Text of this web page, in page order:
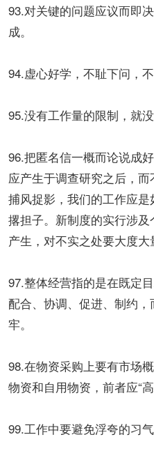
93.对关键的问题应议而即
成。
94.虚心好学，不耻下问，
95.没有工作量的限制，就没
96.把匿名信一概而论说成
应产生于调查研究之后，
捕风捉影，我们的工作应
撂担子。新制度的实行涉
产生，对不实之处要大度大
97.整体经营指的是在既定
配合、协调、促进、制约
牢。
98.在物资采购上要有市场
物资和自用物资，前者应“高
99.工作中要避免浮夸的习气